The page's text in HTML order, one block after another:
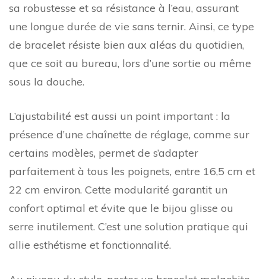
sa robustesse et sa résistance à l’eau, assurant
une longue durée de vie sans ternir. Ainsi, ce type
de bracelet résiste bien aux aléas du quotidien,
que ce soit au bureau, lors d’une sortie ou même
sous la douche.
L’ajustabilité est aussi un point important : la
présence d’une chaînette de réglage, comme sur
certains modèles, permet de s’adapter
parfaitement à tous les poignets, entre 16,5 cm et
22 cm environ. Cette modularité garantit un
confort optimal et évite que le bijou glisse ou
serre inutilement. C’est une solution pratique qui
allie esthétisme et fonctionnalité.